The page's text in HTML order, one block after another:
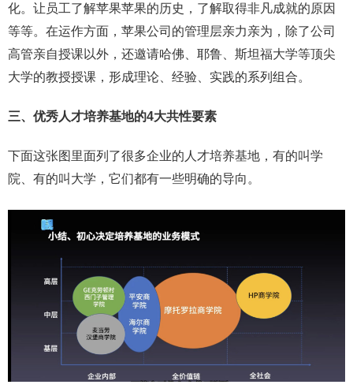
化。让员工了解苹果苹果的历史，了解取得非凡成就的原因
等等。在运作方面，苹果公司的管理层亲力亲为，除了公司
高管亲自授课以外，还邀请哈佛、耶鲁、斯坦福大学等顶尖
大学的教授授课，形成理论、经验、实践的系列组合。
三、优秀人才培养基地的4大共性要素
下面这张图里面列了很多企业的人才培养基地，有的叫学
院、有的叫大学，它们都有一些明确的导向。